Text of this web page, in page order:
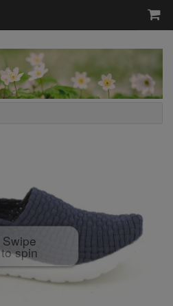
Swipe
to spin